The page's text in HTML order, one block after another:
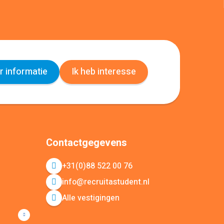
informatie Ik heb interesse
Contactgegevens
+31(0)88 522 00 76
info@recruitastudent.nl
Alle vestigingen